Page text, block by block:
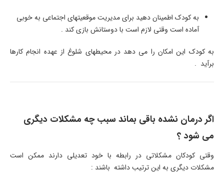
به کودک اطمینان دهید برای مدیریت موقعیتهای اجتماعی به خوبی
آماده است وقتی لازم است با دوستانش بازی کند .
به کودک این امکان را می دهد در محیطهای شلوغ از عهده انجام کارها
برآید .
اگر درمان نشده باقی بماند سبب چه مشکلات دیگری
می شود ؟
وقتی کودکان مشکلاتی در رابطه با خود تعدیلی دارند ممکن است
مشکلات دیگری به این ترتیب داشته باشند :